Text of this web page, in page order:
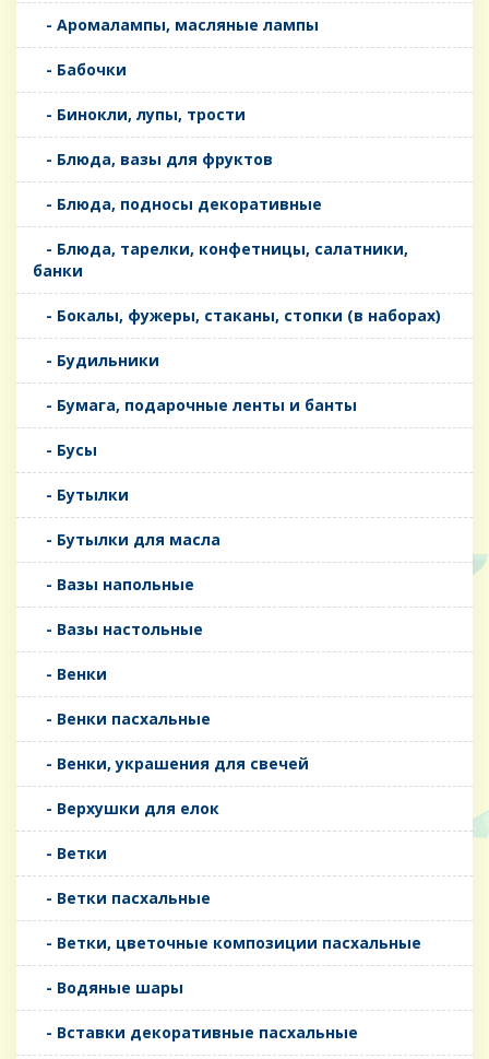
- Аромалампы, масляные лампы
- Бабочки
- Бинокли, лупы, трости
- Блюда, вазы для фруктов
- Блюда, подносы декоративные
- Блюда, тарелки, конфетницы, салатники,
банки
- Бокалы, фужеры, стаканы, стопки (в наборах)
- Будильники
- Бумага, подарочные ленты и банты
- Бусы
- Бутылки
- Бутылки для масла
- Вазы напольные
- Вазы настольные
- Венки
- Венки пасхальные
- Венки, украшения для свечей
- Верхушки для елок
- Ветки
- Ветки пасхальные
- Ветки, цветочные композиции пасхальные
- Водяные шары
- Вставки декоративные пасхальные